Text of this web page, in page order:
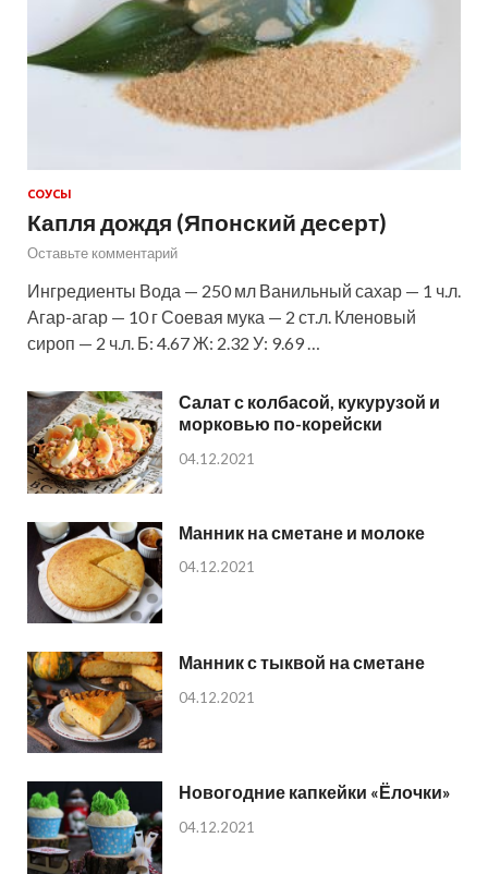
СОУСЫ
Капля дождя (Японский десерт)
Оставьте комментарий
Ингредиенты Вода — 250 мл Ванильный сахар — 1 ч.л.
Агар-агар — 10 г Соевая мука — 2 ст.л. Кленовый
сироп — 2 ч.л. Б: 4.67 Ж: 2.32 У: 9.69 …
Салат с колбасой, кукурузой и
морковью по-корейски
04.12.2021
Манник на сметане и молоке
04.12.2021
Манник с тыквой на сметане
04.12.2021
Новогодние капкейки «Ёлочки»
04.12.2021